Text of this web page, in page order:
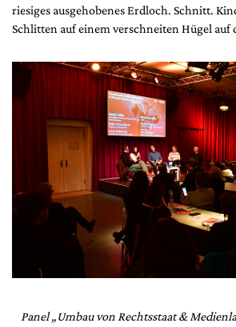
riesiges ausgehobenes Erdloch. Schnitt.
Schlitten auf einem verschneiten Hügel auf
Panel „Umbau von Rechtsstaat &